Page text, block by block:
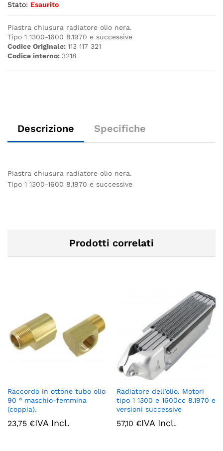
Stato: Esaurito
Piastra chiusura radiatore olio nera.
Tipo 1 1300-1600 8.1970 e successive
Codice Originale: 113 117 321
Codice interno: 3218
Descrizione Specifiche
Piastra chiusura radiatore olio nera.
Tipo 1 1300-1600 8.1970 e successive
Prodotti correlati
Raccordo in ottone tubo olio
90 ° maschio-femmina
(coppia).
23,75 €IVA Incl.
Radiatore dell’olio. Motori
tipo 1 1300 e 1600cc 8.1970 e
versioni successive
57,10 €IVA Incl.